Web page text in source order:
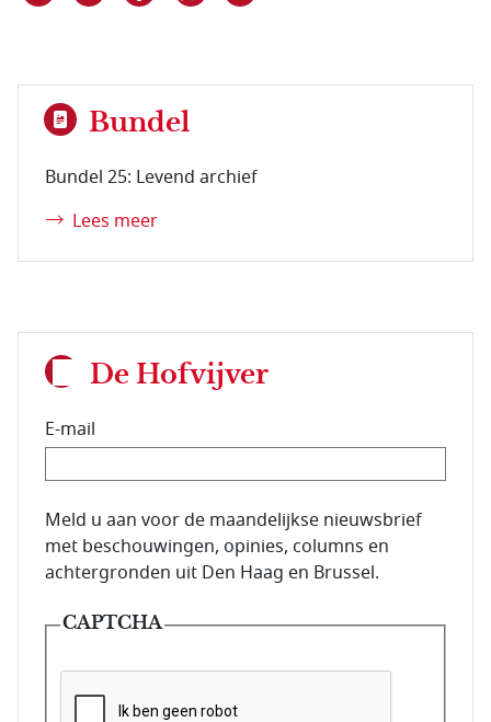
Bundel
Bundel 25: Levend archief
Lees meer
De Hofvijver
E-mail
E-mailadres van de abonnee.
Meld u aan voor de maandelijkse nieuwsbrief
met beschouwingen, opinies, columns en
achtergronden uit Den Haag en Brussel.
CAPTCHA